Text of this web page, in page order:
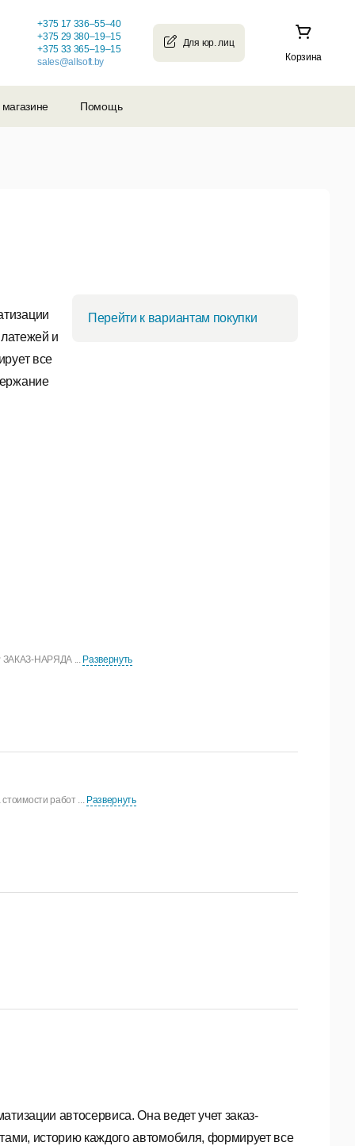
Корзина
+375 17 336–55–40
+375 29 380–19–15
+375 33 365–19–15
sales@allsoft.by
Помощь
и
все
Перейти к вариантам покупки
автосервиса. Она ведет учет заказ-
историю каждого автомобиля, формирует все
ЗАКАЗ-НАРЯДА ... Развернуть
работ ... Развернуть